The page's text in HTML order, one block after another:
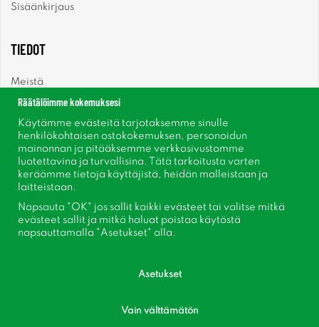
Sisäänkirjaus
TIEDOT
Meistä
Uutiset
Uutiskirje
Tietoja evästeistä
Inspiraatiota
Seuraa meitä Facebook
Räätälöimme kokemuksesi
Käytämme evästeitä tarjotaksemme sinulle
henkilökohtaisen ostokokemuksen, personoidun
mainonnan ja pitääksemme verkkosivustomme
luotettavina ja turvallisina. Tätä tarkoitusta varten
keräämme tietoja käyttäjistä, heidän malleistaan ​​ja
laitteistaan.
Napsauta "OK" jos sallit kaikki evästeet tai valitse mitkä
evästeet sallit ja mitkä haluat poistaa käytöstä
napsauttamalla "Asetukset" alla.
Asetukset
Vain välttämätön